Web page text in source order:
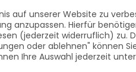
-
- Qualität aus dem
SÄRGE URNEN
auf unserer Website zu
anzupassen. Hierfür
(jederzeit widerruflich) zu.
oder ablehnen" können
Ihre Auswahl jederzeit